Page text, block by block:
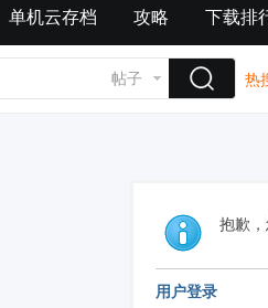
单机云存档 攻略 下载排
帖子 热
抱歉
用户登录